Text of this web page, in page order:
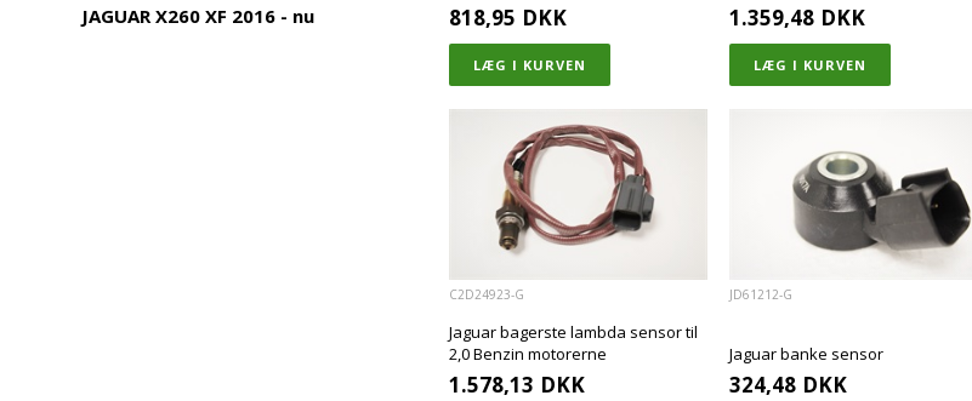
JAGUAR X260 XF 2016 - nu
818,95 DKK 1.359,48 DKK
C2D24923-G
Jaguar bagerste lambda sensor til
2,0 Benzin motorerne
1.578,13 DKK
JD61212-G
Jaguar banke sensor
324,48 DKK